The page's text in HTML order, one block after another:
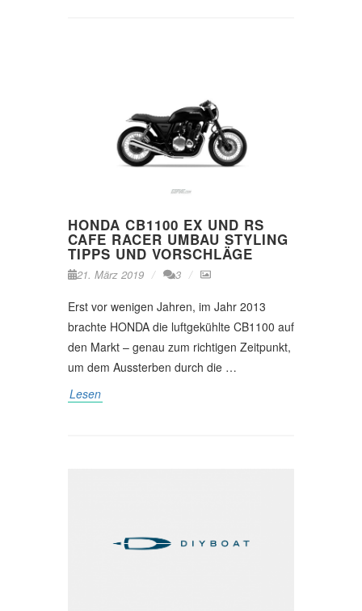
HONDA CB1100 EX UND RS
CAFE RACER UMBAU STYLING
TIPPS UND VORSCHLÄGE
21. März 2019 3
Erst vor wenigen Jahren, im Jahr 2013
brachte HONDA die luftgekühlte CB1100 auf
den Markt – genau zum richtigen Zeitpunkt,
um dem Aussterben durch die …
Lesen